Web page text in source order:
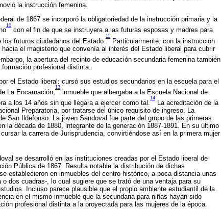
la instrucción femenina.
de 1867 se incorporó la obligatoriedad de la instrucción primaria y la
10
con el fin de que se instruyera a las futuras esposas y madres para
futuros ciudadanos del Estado.
11
Particularmente, con la instrucción
el magisterio que convenía al interés del Estado liberal para cubrir
la apertura del recinto de educación secundaria femenina también
profesional distinta.
el Estado liberal: cursó sus estudios secundarios en la escuela para el
La Encarnación,
13
inmueble que albergaba a la Escuela Nacional de
a los 14 años sin que llegara a ejercer como tal.
14
La acreditación de la
Preparatoria, por tratarse del único requisito de ingreso. La
San Ildefonso. La joven Sandoval fue parte del grupo de las primeras
la década de 1880, integrante de la generación 1887-1891. En su último
la carrera de Jurisprudencia, convirtiéndose así en la primera mujer
se desarrolló en las instituciones creadas por el Estado liberal de
Pública de 1867. Resulta notable la distribución de dichas
establecieron en inmuebles del centro histórico, a poca distancia unas
dos cuadras-, lo cual sugiere que se trató de una ventaja para su
Incluso parece plausible que el propio ambiente estudiantil de la
en el mismo inmueble que la secundaria para niñas hayan sido
profesional distinta a la proyectada para las mujeres de la época.